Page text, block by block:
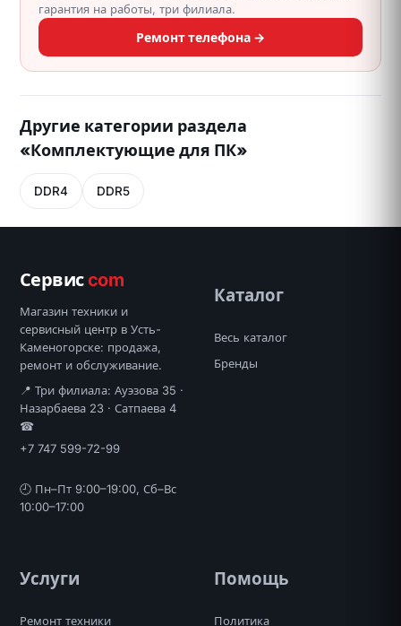
гарантия на работы, три филиала.
Ремонт телефона →
Другие категории раздела
«Комплектующие для ПК»
DDR4 DDR5
Сервисcom
Магазин техники и
сервисный центр в Усть-
Каменогорске: продажа,
ремонт и обслуживание.
📍 Три филиала: Ауэзова 35 ·
Назарбаева 23 · Сатпаева 4
☎
+7 747 599-72-99
🕘 Пн–Пт 9:00–19:00, Сб–Вс
10:00–17:00
Каталог
Весь каталог
Бренды
Услуги
Ремонт техники
Помощь
Политика